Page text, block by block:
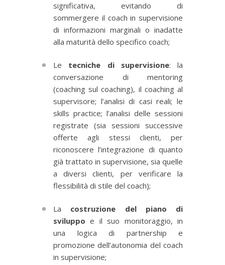
significativa, evitando di
sommergere il coach in supervisione
di informazioni marginali o inadatte
alla maturità dello specifico coach;
Le tecniche di supervisione: la
conversazione di mentoring
(coaching sul coaching), il coaching al
supervisore; l’analisi di casi reali; le
skills practice; l’analisi delle sessioni
registrate (sia sessioni successive
offerte agli stessi clienti, per
riconoscere l’integrazione di quanto
già trattato in supervisione, sia quelle
a diversi clienti, per verificare la
flessibilità di stile del coach);
La costruzione del piano di
sviluppo e il suo monitoraggio, in
una logica di partnership e
promozione dell’autonomia del coach
in supervisione;